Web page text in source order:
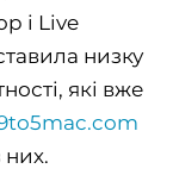
і Live
низку
які вже
них.